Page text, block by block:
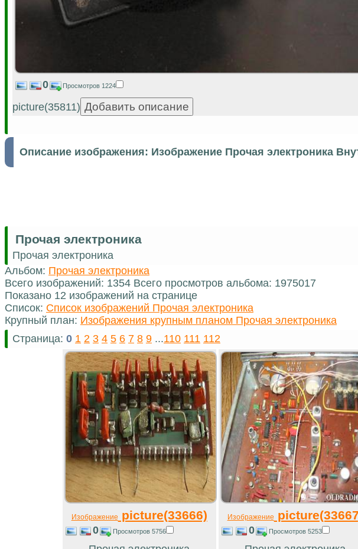
0 Просмотров 1224
picture(35811)
Описание изображения: Изображение Прочая электроника
Прочая электроника
Прочая электроника
Альбом: Прочая электроника
Всего изображений: 1354 Всего просмотров альбома: 1975017
Показано 12 изображений на странице
Список: Список изображений Прочая электроника
Крупный план: Изображения крупным планом Прочая электроника
Страница: 0 1 2 3 4 5 6 7 8 9 ...110 111 112
Изображение picture(33666)
0 Просмотров 5756
Изображение
0 Просмотров 5253